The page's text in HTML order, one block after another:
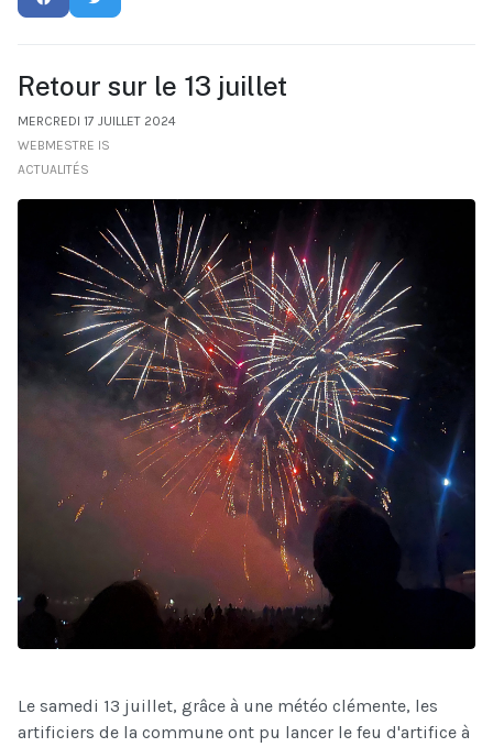
Retour sur le 13 juillet
MERCREDI 17 JUILLET 2024
WEBMESTRE IS
ACTUALITÉS
Le samedi 13 juillet, grâce à une météo clémente, les
artificiers de la commune ont pu lancer le feu d'artifice à